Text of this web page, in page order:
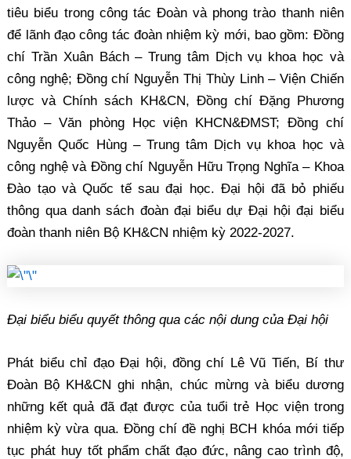
tiêu biểu trong công tác Đoàn và phong trào thanh niên
để lãnh đạo công tác đoàn nhiệm kỳ mới, bao gồm: Đồng
chí Trần Xuân Bách – Trung tâm Dịch vụ khoa học và
công nghệ; Đồng chí Nguyễn Thị Thùy Linh – Viện Chiến
lược và Chính sách KH&CN, Đồng chí Đặng Phương
Thảo – Văn phòng Học viện KHCN&ĐMST; Đồng chí
Nguyễn Quốc Hùng – Trung tâm Dịch vụ khoa học và
công nghệ và Đồng chí Nguyễn Hữu Trọng Nghĩa – Khoa
Đào tạo và Quốc tế sau đại học. Đại hội đã bỏ phiếu
thông qua danh sách đoàn đại biểu dự Đại hội đại biểu
đoàn thanh niên Bộ KH&CN nhiệm kỳ 2022-2027.
Đại biểu biểu quyết thông qua các nội dung của Đại hội
Phát biểu chỉ đạo Đại hội, đồng chí Lê Vũ Tiến, Bí thư
Đoàn Bộ KH&CN ghi nhận, chúc mừng và biểu dương
những kết quả đã đạt được của tuổi trẻ Học viện trong
nhiệm kỳ vừa qua. Đồng chí đề nghị BCH khóa mới tiếp
tục phát huy tốt phẩm chất đạo đức, nâng cao trình độ,